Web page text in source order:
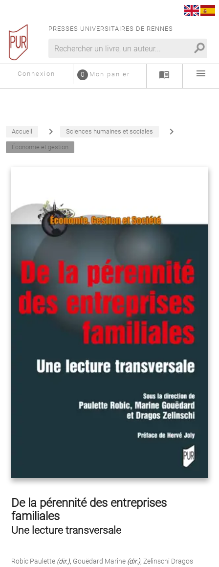
PRESSES UNIVERSITAIRES DE RENNES
search
Connexion Mon panier
0 menu_book menu
Accueil navigate_next Sciences humaines et sociales navigate_next
Économie et gestion
De la pérennité des entreprises
familiales
Une lecture transversale
Robic Paulette (dir.), Gouëdard Marine (dir.), Zelinschi Dragos